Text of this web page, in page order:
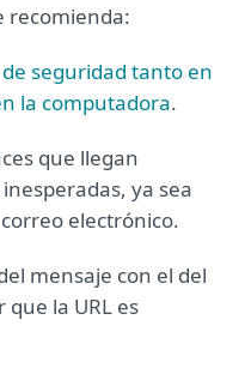
recomienda:
seguridad tanto en
la computadora.
que llegan
ya sea
electrónico.
mensaje con el del
la URL es